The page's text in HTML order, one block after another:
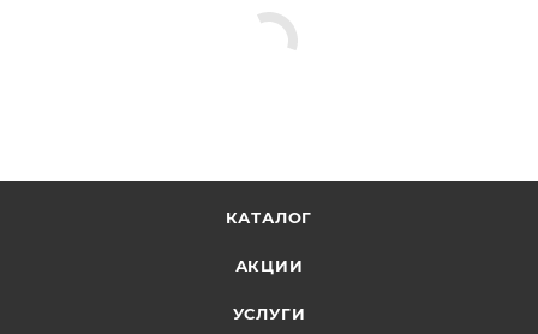
КАТАЛОГ
АКЦИИ
УСЛУГИ